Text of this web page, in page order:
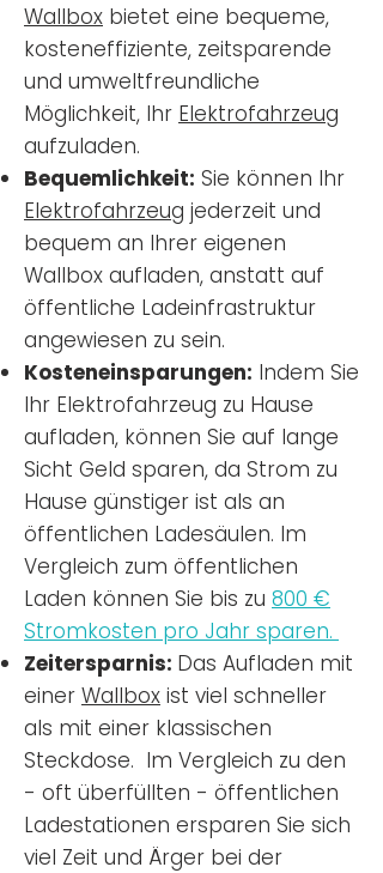
Wallbox bietet eine bequeme,
kosteneffiziente, zeitsparende
und umweltfreundliche
Möglichkeit, Ihr Elektrofahrzeug
aufzuladen.
Bequemlichkeit: Sie können Ihr
Elektrofahrzeug jederzeit und
bequem an Ihrer eigenen
Wallbox aufladen, anstatt auf
öffentliche Ladeinfrastruktur
angewiesen zu sein.
Kosteneinsparungen: Indem Sie
Ihr Elektrofahrzeug zu Hause
aufladen, können Sie auf lange
Sicht Geld sparen, da Strom zu
Hause günstiger ist als an
öffentlichen Ladesäulen. Im
Vergleich zum öffentlichen
Laden können Sie bis zu 800 €
Stromkosten pro Jahr sparen.
Zeitersparnis: Das Aufladen mit
einer Wallbox ist viel schneller
als mit einer klassischen
Steckdose. Im Vergleich zu den
- oft überfüllten - öffentlichen
Ladestationen ersparen Sie sich
viel Zeit und Ärger bei der